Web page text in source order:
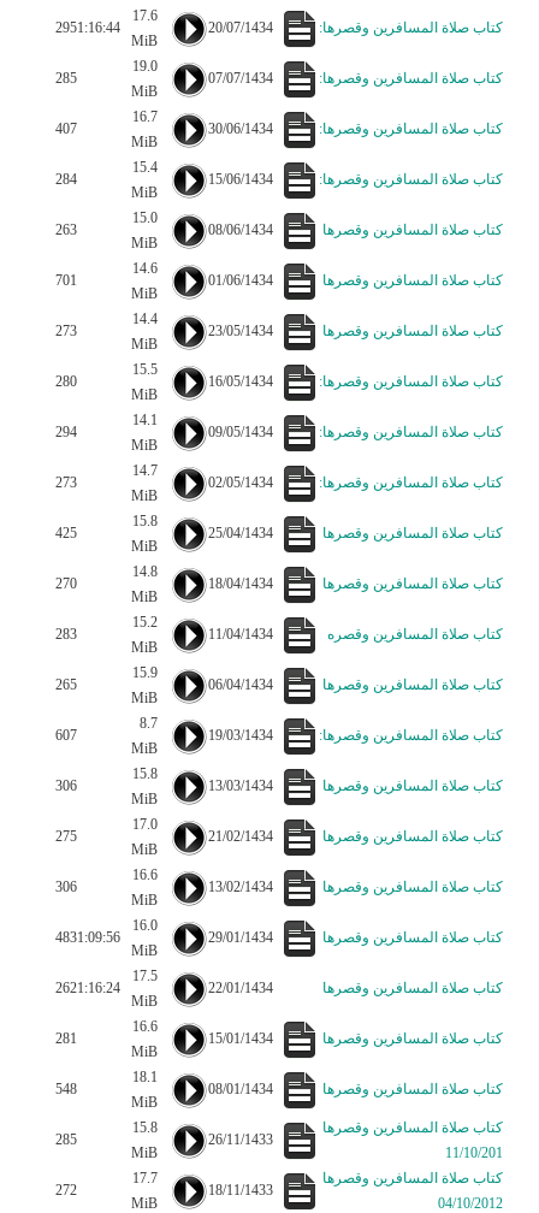
كتاب صلاة المسافرين وقصرها: 20/07/1434
17.6
MiB
1:16:44
295
كتاب صلاة المسافرين وقصرها: 07/07/1434
19.0
MiB
285
كتاب صلاة المسافرين وقصرها: 30/06/1434
16.7
MiB
407
كتاب صلاة المسافرين وقصرها: 15/06/1434
15.4
MiB
284
كتاب صلاة المسافرين وقصرها 08/06/1434
15.0
MiB
263
كتاب صلاة المسافرين وقصرها 01/06/1434
14.6
MiB
701
كتاب صلاة المسافرين وقصرها 23/05/1434
14.4
MiB
273
كتاب صلاة المسافرين وقصرها: 16/05/1434
15.5
MiB
280
كتاب صلاة المسافرين وقصرها: 09/05/1434
14.1
MiB
294
كتاب صلاة المسافرين وقصرها: 02/05/1434
14.7
MiB
273
كتاب صلاة المسافرين وقصرها 25/04/1434
15.8
MiB
425
كتاب صلاة المسافرين وقصرها 18/04/1434
14.8
MiB
270
كتاب صلاة المسافرين وقصره 11/04/1434
15.2
MiB
283
كتاب صلاة المسافرين وقصرها 06/04/1434
15.9
MiB
265
كتاب صلاة المسافرين وقصرها: 19/03/1434
8.7
MiB
607
كتاب صلاة المسافرين وقصرها 13/03/1434
15.8
MiB
306
كتاب صلاة المسافرين وقصرها 21/02/1434
17.0
MiB
275
كتاب صلاة المسافرين وقصرها 13/02/1434
16.6
MiB
306
كتاب صلاة المسافرين وقصرها 29/01/1434
16.0
MiB
1:09:56
483
كتاب صلاة المسافرين وقصرها 22/01/1434
17.5
MiB
1:16:24
262
كتاب صلاة المسافرين وقصرها 15/01/1434
16.6
MiB
281
كتاب صلاة المسافرين وقصرها 08/01/1434
18.1
MiB
548
كتاب صلاة المسافرين وقصرها
11/10/201
26/11/1433
15.8
MiB
285
كتاب صلاة المسافرين وقصرها
04/10/2012
18/11/1433
17.7
MiB
272